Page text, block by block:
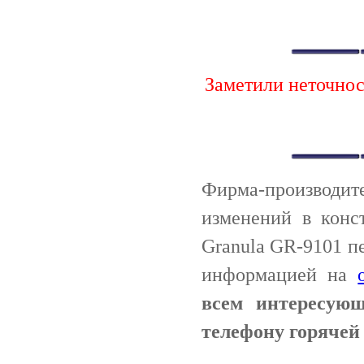
Заметили
Фирма-
изменений в
Granula GR-9101
информацией на
всем
телефону